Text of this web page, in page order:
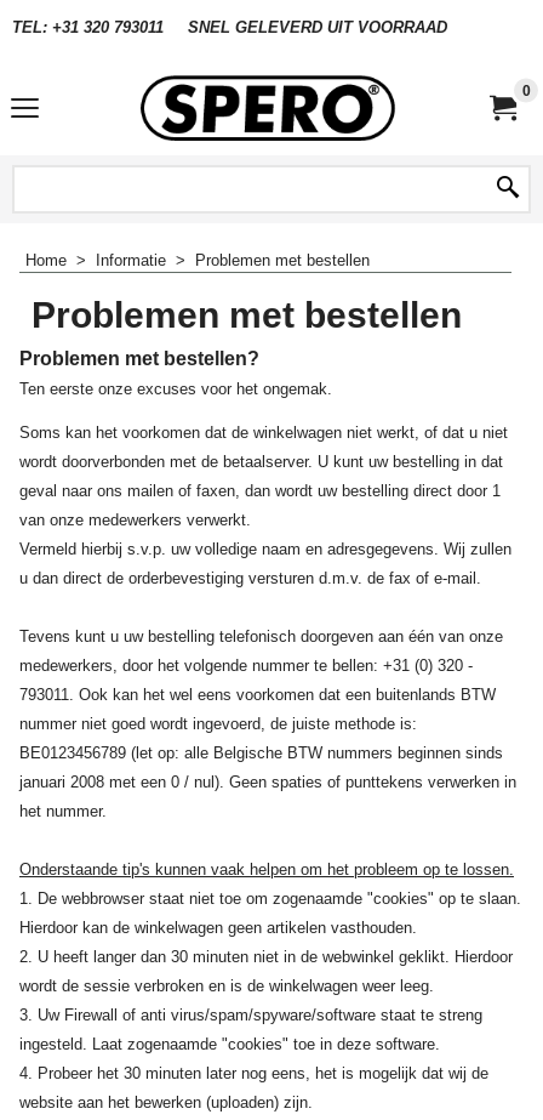
TEL: +31 320 793011 SNEL GELEVERD UIT VOORRAAD
0
Home > Informatie > Problemen met bestellen
Problemen met bestellen
Problemen met bestellen?
Ten eerste onze excuses voor het ongemak.
Soms kan het voorkomen dat de winkelwagen niet werkt, of dat u niet
wordt doorverbonden met de betaalserver. U kunt uw bestelling in dat
geval naar ons mailen of faxen, dan wordt uw bestelling direct door 1
van onze medewerkers verwerkt.
Vermeld hierbij s.v.p. uw volledige naam en adresgegevens. Wij zullen
u dan direct de orderbevestiging versturen d.m.v. de fax of e-mail.
Tevens kunt u uw bestelling telefonisch doorgeven aan één van onze
medewerkers, door het volgende nummer te bellen: +31 (0) 320 -
793011. Ook kan het wel eens voorkomen dat een buitenlands BTW
nummer niet goed wordt ingevoerd, de juiste methode is:
BE0123456789 (let op: alle Belgische BTW nummers beginnen sinds
januari 2008 met een 0 / nul). Geen spaties of punttekens verwerken in
het nummer.
Onderstaande tip's kunnen vaak helpen om het probleem op te lossen.
1. De webbrowser staat niet toe om zogenaamde "cookies" op te slaan.
Hierdoor kan de winkelwagen geen artikelen vasthouden.
2. U heeft langer dan 30 minuten niet in de webwinkel geklikt. Hierdoor
wordt de sessie verbroken en is de winkelwagen weer leeg.
3. Uw Firewall of anti virus/spam/spyware/software staat te streng
ingesteld. Laat zogenaamde "cookies" toe in deze software.
4. Probeer het 30 minuten later nog eens, het is mogelijk dat wij de
website aan het bewerken (uploaden) zijn.